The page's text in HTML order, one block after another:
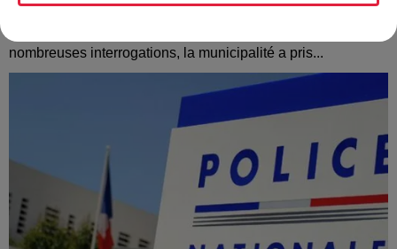
Depuis plusieurs jours, des habitants de Hoerdt ont vu de
nombreuses interrogations, la municipalité a pris...